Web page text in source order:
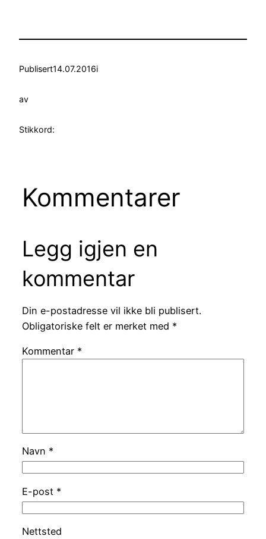
Publisert14.07.2016i
av
Stikkord:
Kommentarer
Legg igjen en
kommentar
Din e-postadresse vil ikke bli publisert.
Obligatoriske felt er merket med *
Kommentar *
Navn *
E-post *
Nettsted